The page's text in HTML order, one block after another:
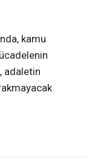
kamu
adaletin